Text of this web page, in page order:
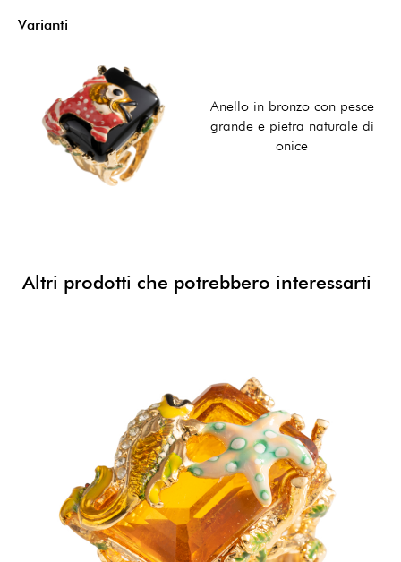
Varianti
Anello in bronzo con pesce
grande e pietra naturale di
onice
Altri prodotti che potrebbero interessarti